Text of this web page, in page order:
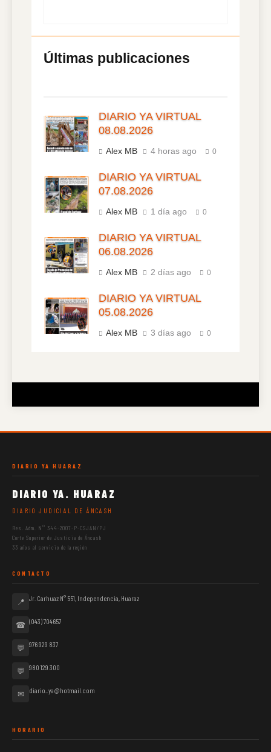
DIARIO YA VIRTUAL
08.08.2026
Alex MB 4 horas ago 0
DIARIO YA VIRTUAL
07.08.2026
Alex MB 1 día ago 0
DIARIO YA VIRTUAL
06.08.2026
Alex MB 2 días ago 0
DIARIO YA VIRTUAL
05.08.2026
Alex MB 3 días ago 0
DIARIO YA HUARAZ
DIARIO YA. HUARAZ
DIARIO JUDICIAL DE ÁNCASH
Res. Adm. N° 344-2007-P-CSJAN/PJ
Corte Superior de Justicia de Áncash
33 años al servicio de la región
CONTACTO
📍 Jr. Carhuaz N° 551, Independencia, Huaraz
☎ (043) 704657
💬 976 929 837
💬 980 129 300
✉ diario_ya@hotmail.com
HORARIO